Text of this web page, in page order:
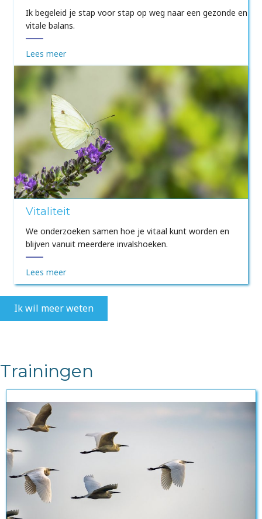
Ik begeleid je stap voor stap op weg naar een gezonde en
vitale balans.
Lees meer
Vitaliteit
We onderzoeken samen hoe je vitaal kunt worden en
blijven vanuit meerdere invalshoeken.
Lees meer
Ik wil meer weten
Trainingen